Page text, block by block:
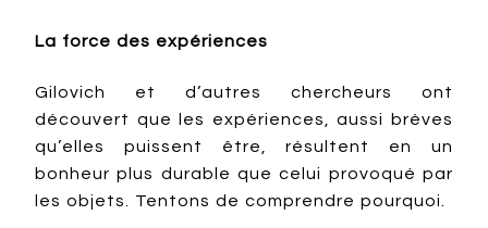
La force des expériences
Gilovich et d’autres chercheurs ont
découvert que les expériences, aussi brèves
qu’elles puissent être, résultent en un
bonheur plus durable que celui provoqué par
les objets. Tentons de comprendre pourquoi.